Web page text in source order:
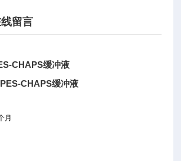
留言
缓冲液
CHAPS缓冲液
月